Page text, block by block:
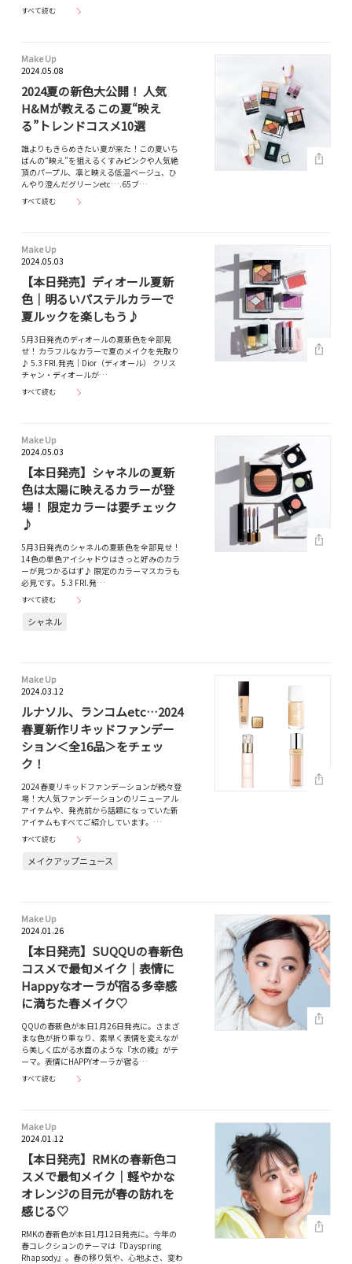
すべて読む
Make Up
2024.05.08
2024夏の新色大公開！ 人気
H&Mが教えるこの夏“映え
る”トレンドコスメ10選
誰よりもきらめきたい夏が来た！この夏いち
ばんの“映え”を狙えるくすみピンクや人気絶
頂のパープル、凛と映える低温ベージュ、ひ
んやり澄んだグリーンetc….65ブ…
すべて読む
Make Up
2024.05.03
【本日発売】ディオール夏新
色｜明るいパステルカラーで
夏ルックを楽しもう♪
5月3日発売のディオールの夏新色を全部見
せ！ カラフルなカラーで夏のメイクを先取り
♪ 5.3 FRI.発売｜Dior（ディオール） クリス
チャン・ディオールが…
すべて読む
Make Up
2024.05.03
【本日発売】シャネルの夏新
色は太陽に映えるカラーが登
場！ 限定カラーは要チェック
♪
5月3日発売のシャネルの夏新色を全部見せ！
14色の単色アイシャドウはきっと好みのカラ
ーが見つかるはず♪ 限定のカラーマスカラも
必見です。 5.3 FRI.発…
すべて読む
シャネル
Make Up
2024.03.12
ルナソル、ランコムetc…2024
春夏新作リキッドファンデー
ション＜全16品＞をチェッ
ク！
2024春夏リキッドファンデーションが続々登
場！大人気ファンデーションのリニューアル
アイテムや、発売前から話題になっていた新
アイテムもすべてご紹介しています。…
すべて読む
メイクアップニュース
Make Up
2024.01.26
【本日発売】SUQQUの春新色
コスメで最旬メイク｜表情に
Happyなオーラが宿る多幸感
に満ちた春メイク♡
QQUの春新色が本日1月26日発売に。さまざ
まな色が折り重なり、素早く表情を変えなが
ら美しく広がる水面のような『水の綾』がテ
ーマ。表情にHAPPYオーラが宿る…
すべて読む
Make Up
2024.01.12
【本日発売】RMKの春新色コ
スメで最旬メイク｜軽やかな
オレンジの目元が春の訪れを
感じる♡
RMKの春新色が本日1月12日発売に。今年の
春コレクションのテーマは『Dayspring
Rhapsody』。春の移り気や、心地よさ、変わ